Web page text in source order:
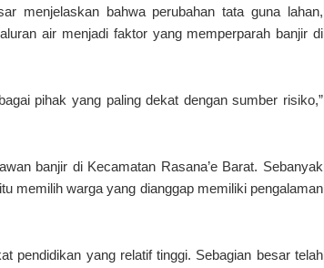
menjelaskan bahwa perubahan tata guna lahan,
air menjadi faktor yang memperparah banjir di
pihak yang paling dekat dengan sumber risiko,”
banjir di Kecamatan Rasana’e Barat. Sebanyak
memilih warga yang dianggap memiliki pengalaman
pendidikan yang relatif tinggi. Sebagian besar telah